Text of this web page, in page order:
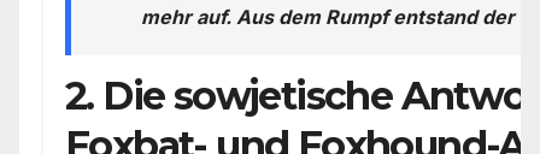
mehr auf. Aus dem Rumpf entstand der
2. Die sowjetische